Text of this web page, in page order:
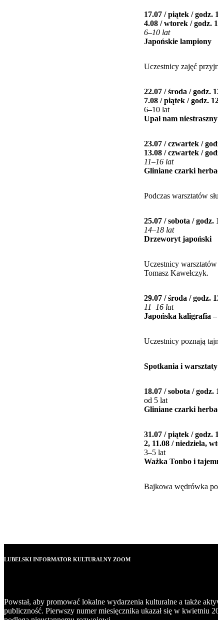
17.07 / piątek / godz.
4.08 / wtorek / godz.
6–10 lat
Japońskie lampiony
Uczestnicy zajęć
22.07 / środa / godz.
7.08 / piątek / godz.
6–10 lat
Upał nam
23.07 / czwartek /
13.08 / czwartek /
11–16 lat
Gliniane czarki
Podczas warsztatów
25.07 / sobota / godz.
14–18 lat
Drzeworyt japoński
Uczestnicy
Tomasz Kawełczyk.
29.07 / środa / godz.
11–16 lat
Japońska kaligrafia –
Uczestnicy poznają
Spotkania i
18.07 / sobota / godz.
od 5 lat
Gliniane czarki
31.07 / piątek / godz.
2, 11.08 / niedziela,
3–5 lat
Ważka Tonbo i
Bajkowa wędrówka
LUBELSKI INFORMATOR KULTURALNY ZOOM
Powstał, aby promować lokalne wydarzenia kulturalne a także
publiczność. Pierwszy numer miesięcznika ukazał się w kwietniu